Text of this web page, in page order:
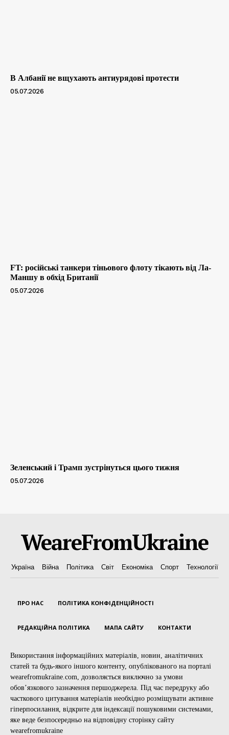
В Албанії не вщухають антиурядові протести
05.07.2026
FT: російські танкери тіньового флоту тікають від Ла-
Маншу в обхід Британії
05.07.2026
Зеленський і Трамп зустрінуться цього тижня
05.07.2026
WeareFromUkraine
Україна Війна Політика Світ Економіка Спорт Технології
ПРО НАС ПОЛІТИКА КОНФІДЕНЦІЙНОСТІ
РЕДАКЦІЙНА ПОЛІТИКА МАПА САЙТУ КОНТАКТИ
Використання інформаційних матеріалів, новин, аналітичних
статей та будь-якого іншого контенту, опублікованого на порталі
wearefromukraine.com, дозволяється виключно за умови
обов’язкового зазначення першоджерела. Під час передруку або
часткового цитування матеріалів необхідно розміщувати активне
гіперпосилання, відкрите для індексації пошуковими системами,
яке веде безпосередньо на відповідну сторінку сайту
wearefromukraine